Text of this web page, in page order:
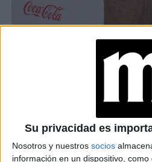
Su privacidad es
Nosotros y nuestros socios
información en un dispositivo,
DONATELLA VERSACE CUMPLE 68: SU
FASHIONISTA Y VISIONARIO